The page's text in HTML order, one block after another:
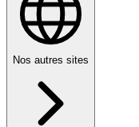
Nos autres sites